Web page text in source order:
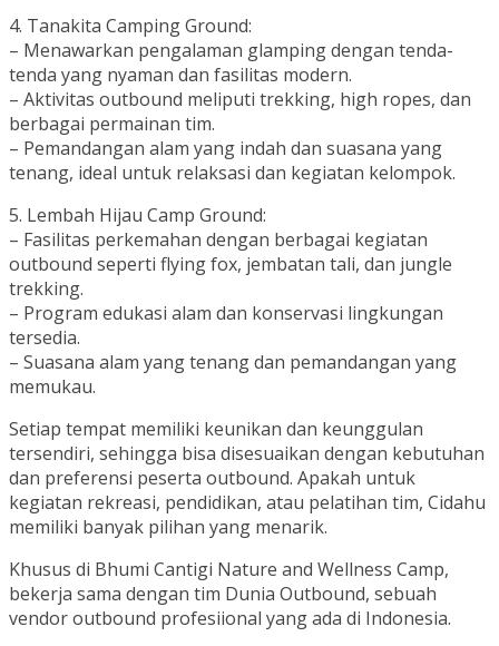
4. Tanakita Camping Ground:
– Menawarkan pengalaman glamping dengan tenda-
tenda yang nyaman dan fasilitas modern.
– Aktivitas outbound meliputi trekking, high ropes, dan
berbagai permainan tim.
– Pemandangan alam yang indah dan suasana yang
tenang, ideal untuk relaksasi dan kegiatan kelompok.
5. Lembah Hijau Camp Ground:
– Fasilitas perkemahan dengan berbagai kegiatan
outbound seperti flying fox, jembatan tali, dan jungle
trekking.
– Program edukasi alam dan konservasi lingkungan
tersedia.
– Suasana alam yang tenang dan pemandangan yang
memukau.
Setiap tempat memiliki keunikan dan keunggulan
tersendiri, sehingga bisa disesuaikan dengan kebutuhan
dan preferensi peserta outbound. Apakah untuk
kegiatan rekreasi, pendidikan, atau pelatihan tim, Cidahu
memiliki banyak pilihan yang menarik.
Khusus di Bhumi Cantigi Nature and Wellness Camp,
bekerja sama dengan tim Dunia Outbound, sebuah
vendor outbound profesiional yang ada di Indonesia.